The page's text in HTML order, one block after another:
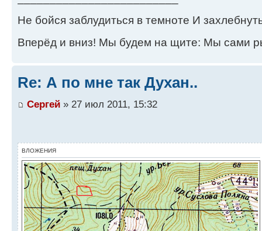
Не бойся заблудиться в темноте И
Вперёд и вниз! Мы будем на щите: Мы сами
Re: А по мне так Духан..
Сергей » 27 июл 2011, 15:32
ВЛОЖЕНИЯ